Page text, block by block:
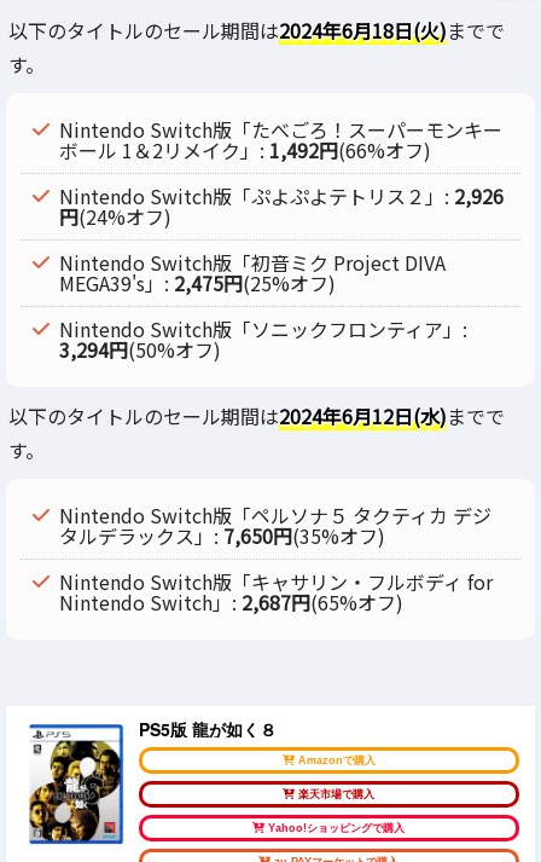
以下のタイトルのセール期間は2024年6月18日(火)までで
す。
Nintendo Switch版「たべごろ！スーパーモンキー
ボール 1＆2リメイク」: 1,492円(66%オフ)
Nintendo Switch版「ぷよぷよテトリス２」: 2,926
円(24%オフ)
Nintendo Switch版「初音ミク Project DIVA
MEGA39's」: 2,475円(25%オフ)
Nintendo Switch版「ソニックフロンティア」:
3,294円(50%オフ)
以下のタイトルのセール期間は2024年6月12日(水)までで
す。
Nintendo Switch版「ペルソナ５ タクティカ デジ
タルデラックス」: 7,650円(35%オフ)
Nintendo Switch版「キャサリン・フルボディ for
Nintendo Switch」: 2,687円(65%オフ)
PS5版 龍が如く８
Amazonで購入
楽天市場で購入
Yahoo!ショッピングで購入